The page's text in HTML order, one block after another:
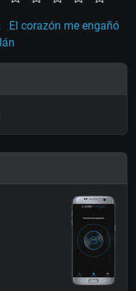
El corazón me engañó